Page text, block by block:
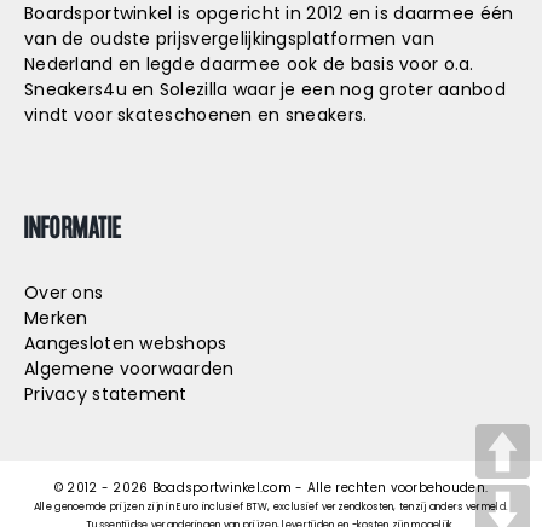
Boardsportwinkel is opgericht in 2012 en is daarmee één
van de oudste prijsvergelijkingsplatformen van
Nederland en legde daarmee ook de basis voor o.a.
Sneakers4u en Solezilla waar je een nog groter aanbod
vindt voor skateschoenen en sneakers.
INFORMATIE
Over ons
Merken
Aangesloten webshops
Algemene voorwaarden
Privacy statement
© 2012 - 2026 Boadsportwinkel.com - Alle rechten voorbehouden.
Alle genoemde prijzen zijn in Euro inclusief BTW, exclusief verzendkosten, tenzij anders vermeld.